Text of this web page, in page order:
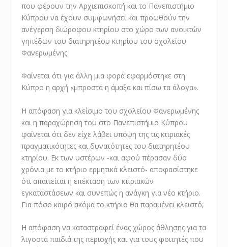
που φέρουν την Αρχιεπισκοπή και το Πανεπιστήμιο
Κύπρου να έχουν συμφωνήσει και προωθούν την
ανέγερση διώροφου κτηρίου στο χώρο των ανοικτών
γηπέδων του διατηρητέου κτηρίου του σχολείου
Φανερωμένης.
Φαίνεται ότι για άλλη μια φορά εφαρμόστηκε στη
Κύπρο η αρχή «μπροστά η άμαξα και πίσω τα άλογα».
Η απόφαση για κλείσιμο του σχολείου Φανερωμένης
και η παραχώρηση του στο Πανεπιστήμιο Κύπρου
φαίνεται ότι δεν είχε λάβει υπόψη της τις κτιριακές
πραγματικότητες και δυνατότητες του διατηρητέου
κτηρίου. Εκ των υστέρων -και αφού πέρασαν δύο
χρόνια με το κτήριο ερμητικά κλειστό- αποφασίστηκε
ότι απαιτείται η επέκταση των κτιριακών
εγκαταστάσεων και συνεπώς η ανάγκη για νέο κτήριο.
Για πόσο καιρό ακόμα το κτήριο θα παραμένει κλειστό;
Η απόφαση να καταστραφεί ένας χώρος άθλησης για τα
λιγοστά παιδιά της περιοχής και για τους φοιτητές που